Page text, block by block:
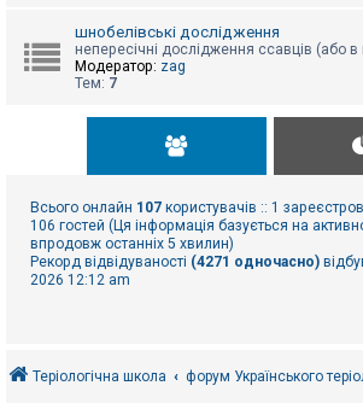
шнобелівські дослідження
непересічні дослідження ссавців (або в
Модератор: zag
Тем: 7
Всього онлайн 107 користувачів :: 1
106 гостей (Ця інформація базується на
впродовж останніх 5 хвилин)
Рекорд відвідуваності (4271 одночасно)
2026 12:12 am
Теріологічна школа форум Українського